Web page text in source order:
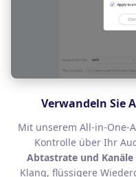
Verwandeln Sie
Mit unserem All-in-One-
Kontrolle über Ihr
Abtastrate und Kanäle
Klang, flüssigere